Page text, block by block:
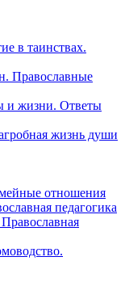
в таинствах.
Православные
и жизни. Ответы
жизнь души
отношения
педагогика